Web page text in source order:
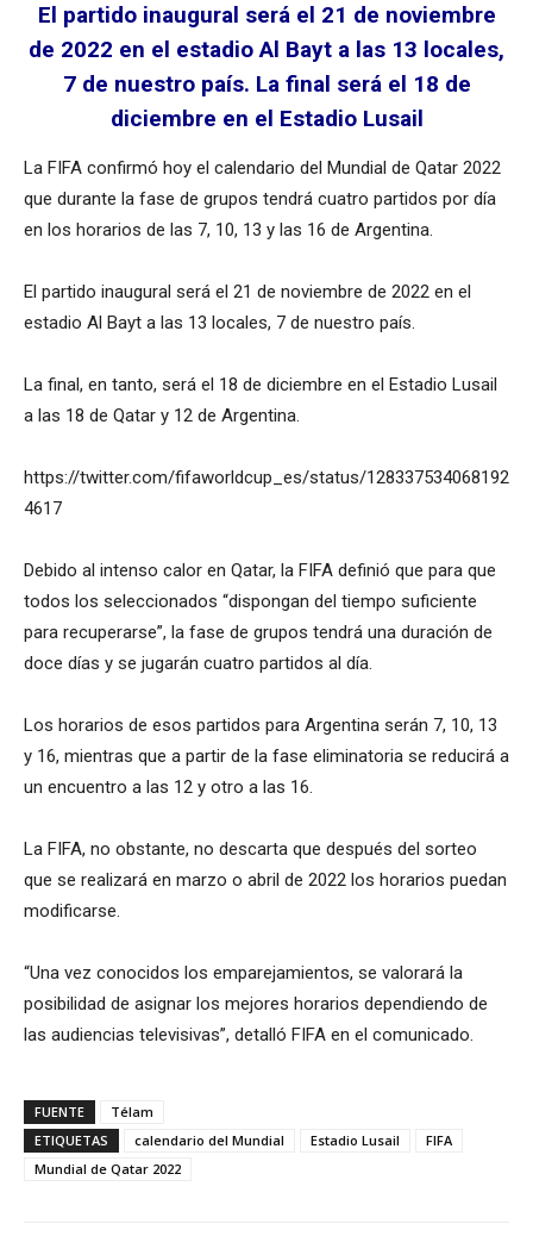
El partido inaugural será el 21 de noviembre
de 2022 en el estadio Al Bayt a las 13 locales,
7 de nuestro país. La final será el 18 de
diciembre en el Estadio Lusail
La FIFA confirmó hoy el calendario del Mundial de Qatar 2022
que durante la fase de grupos tendrá cuatro partidos por día
en los horarios de las 7, 10, 13 y las 16 de Argentina.
El partido inaugural será el 21 de noviembre de 2022 en el
estadio Al Bayt a las 13 locales, 7 de nuestro país.
La final, en tanto, será el 18 de diciembre en el Estadio Lusail
a las 18 de Qatar y 12 de Argentina.
https://twitter.com/fifaworldcup_es/status/128337534068192
4617
Debido al intenso calor en Qatar, la FIFA definió que para que
todos los seleccionados “dispongan del tiempo suficiente
para recuperarse”, la fase de grupos tendrá una duración de
doce días y se jugarán cuatro partidos al día.
Los horarios de esos partidos para Argentina serán 7, 10, 13
y 16, mientras que a partir de la fase eliminatoria se reducirá a
un encuentro a las 12 y otro a las 16.
La FIFA, no obstante, no descarta que después del sorteo
que se realizará en marzo o abril de 2022 los horarios puedan
modificarse.
“Una vez conocidos los emparejamientos, se valorará la
posibilidad de asignar los mejores horarios dependiendo de
las audiencias televisivas”, detalló FIFA en el comunicado.
FUENTE
Télam
ETIQUETAS
calendario del Mundial Estadio Lusail
FIFA
Mundial de Qatar 2022